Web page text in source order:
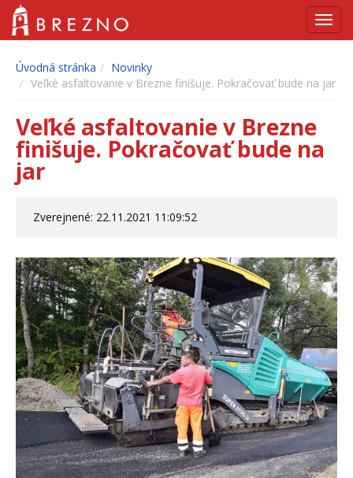
Úvodná stránka
Novinky
Veľké asfaltovanie v Brezne finišuje. Pokračovať bude na jar
Veľké asfaltovanie v Brezne
finišuje. Pokračovať bude na
jar
Zverejnené: 22.11.2021 11:09:52